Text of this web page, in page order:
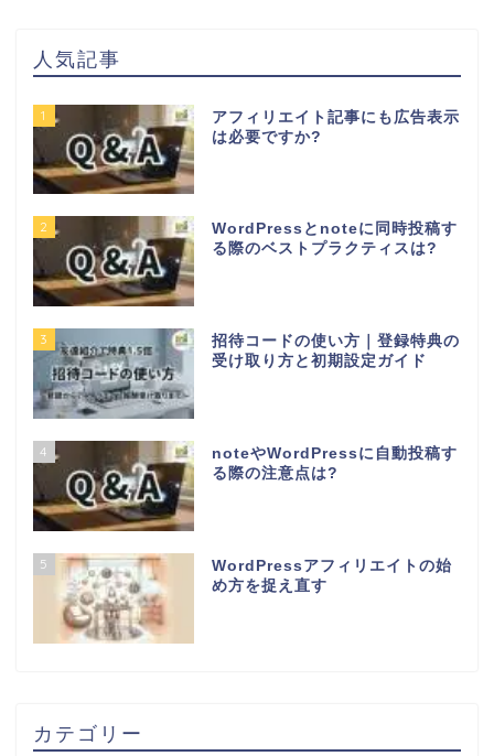
人気記事
1
アフィリエイト記事にも広告表示
は必要ですか?
2
WordPressとnoteに同時投稿す
る際のベストプラクティスは?
3
招待コードの使い方｜登録特典の
受け取り方と初期設定ガイド
4
noteやWordPressに自動投稿す
る際の注意点は?
5
WordPressアフィリエイトの始
め方を捉え直す
カテゴリー